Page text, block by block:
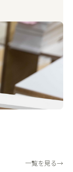
一覧を見る→